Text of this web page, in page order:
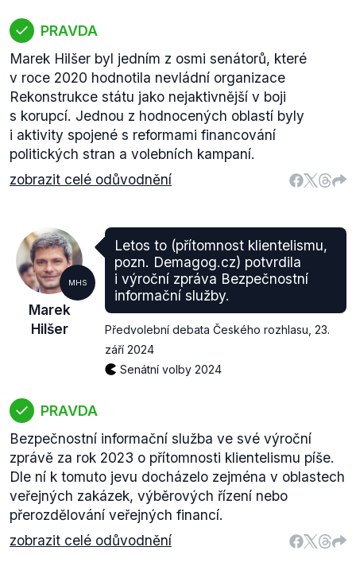
PRAVDA
Marek Hilšer byl jedním z osmi senátorů, které
v roce 2020 hodnotila nevládní organizace
Rekonstrukce státu jako nejaktivnější v boji
s korupcí. Jednou z hodnocených oblastí byly
i aktivity spojené s reformami financování
politických stran a volebních kampaní.
zobrazit celé odůvodnění
MHS
Marek
Hilšer
Letos to (přítomnost klientelismu,
pozn. Demagog.cz) potvrdila
i výroční zpráva Bezpečnostní
informační služby.
Předvolební debata Českého rozhlasu 23.
září 2024
Senátní volby 2024
PRAVDA
Bezpečnostní informační služba ve své výroční
zprávě za rok 2023 o přítomnosti klientelismu píše.
Dle ní k tomuto jevu docházelo zejména v oblastech
veřejných zakázek, výběrových řízení nebo
přerozdělování veřejných financí.
zobrazit celé odůvodnění